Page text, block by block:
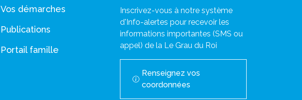
Vos démarches
Publications
Portail famille
Inscrivez-vous à notre système
d'Info-alertes pour recevoir les
informations importantes (SMS ou
appel) de la Le Grau du Roi
Renseignez vos
coordonnées